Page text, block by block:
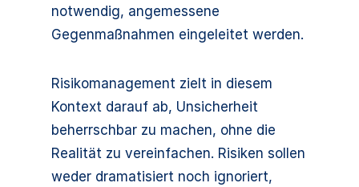
notwendig, angemessene
Gegenmaßnahmen eingeleitet werden.
Risikomanagement zielt in diesem
Kontext darauf ab, Unsicherheit
beherrschbar zu machen, ohne die
Realität zu vereinfachen. Risiken sollen
weder dramatisiert noch ignoriert,